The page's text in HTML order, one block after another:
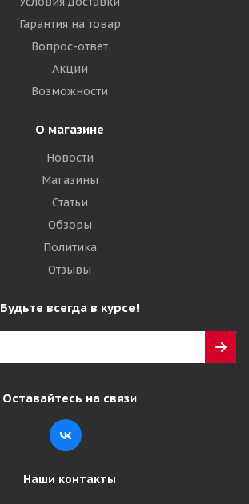
Гарантия на товар
Вопрос-ответ
Акции
Возможности
О магазине
Новости
Магазины
Статьи
Обзоры
Политика
Отзывы
Будьте всегда в курсе!
Оставайтесь на связи
Наши контакты